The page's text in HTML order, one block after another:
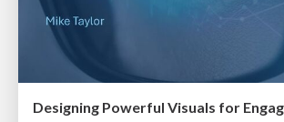
Designing Powerful Visuals for